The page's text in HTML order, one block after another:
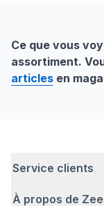
Ce que vous
assortiment.
articles en
Service clients
Questions
À propos de